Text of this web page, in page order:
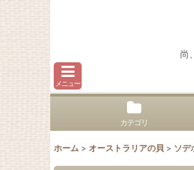
尚
メニュー
カテゴリ
ホーム > オーストラリアの貝 > ソデ